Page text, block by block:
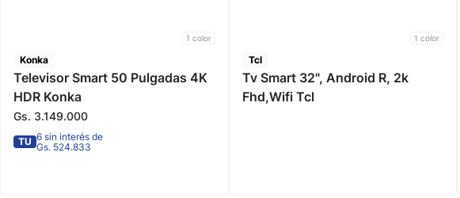
1 color
Konka
Televisor Smart 50 Pulgadas 4K
HDR Konka
Gs. 3.149.000
TU 6 sin interés de
Gs. 524.833
1 color
Tcl
Tv Smart 32", Android R, 2k
Fhd,Wifi Tcl